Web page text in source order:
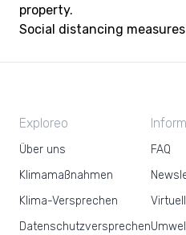
property.
Social distancing
Exploreo
Über uns
Klimamaßnahmen
Klima-Versprechen
Datenschutzversprechen
FAQ